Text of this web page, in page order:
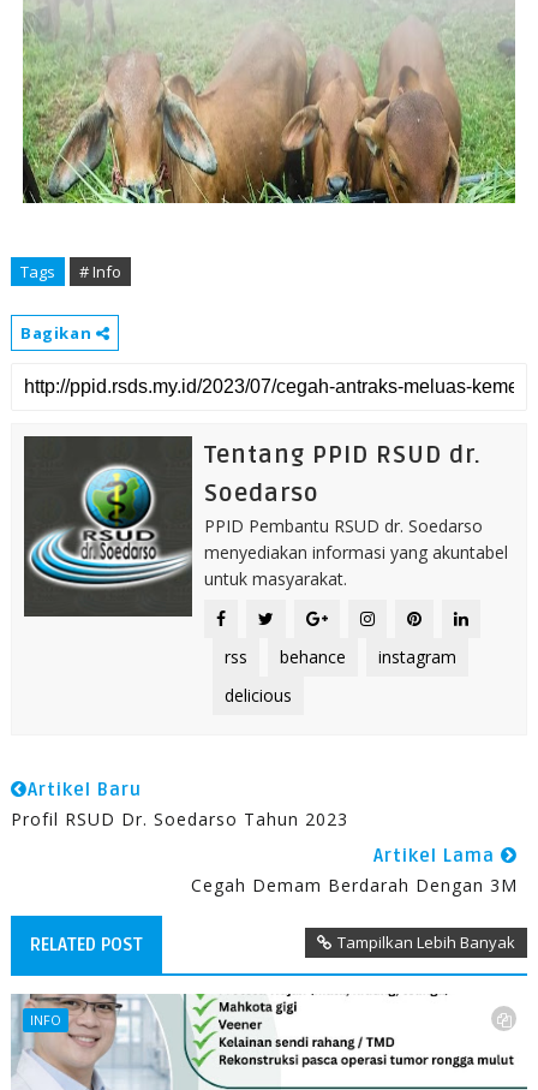
Tags # Info
Bagikan
Tentang PPID RSUD dr.
Soedarso
PPID Pembantu RSUD dr. Soedarso
menyediakan informasi yang akuntabel
untuk masyarakat.
rss behance
instagram
delicious
Artikel Baru
Profil RSUD Dr. Soedarso Tahun 2023
Artikel Lama
Cegah Demam Berdarah Dengan 3M
RELATED POST Tampilkan Lebih Banyak
INFO